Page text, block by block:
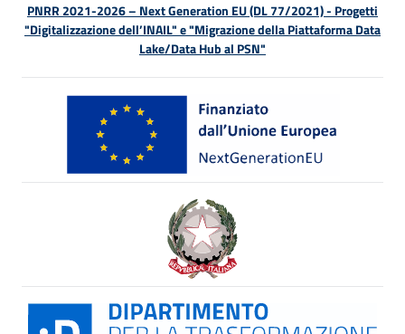
PNRR 2021-2026 – Next Generation EU (DL 77/2021) - Progetti
"Digitalizzazione dell’INAIL" e "Migrazione della Piattaforma Data
Lake/Data Hub al PSN"